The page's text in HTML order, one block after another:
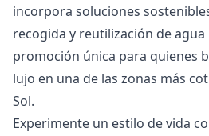
incorpora soluciones
recogida ‌y ‌reutilización ‌de
promoción ‌única ‌para ‌quienes
‌lujo ‌en una ‌de las zonas ‌más
‌Sol.
Experimente un estilo de vida